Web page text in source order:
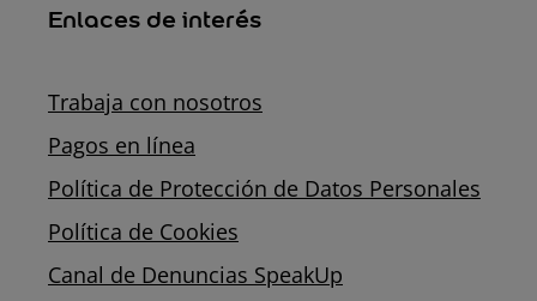
Enlaces de interés
Trabaja con nosotros
Pagos en línea
Política de Protección de Datos Personales
Política de Cookies
Canal de Denuncias SpeakUp